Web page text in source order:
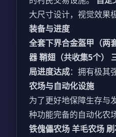
大尺寸设计，视觉效果
装备与进度
全套下界合金盔甲（两套
器鞘翅（共收集5个）
局进度达成：拥有极其
农场与自动化设施
为了更好地保障生存与
种功能完备的自动化农场
铁傀儡农场 羊毛农场